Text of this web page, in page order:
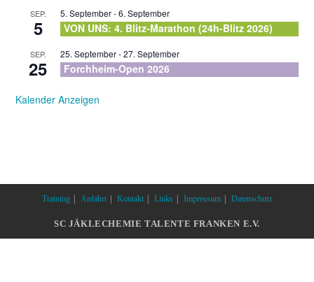
SEP.
5
5. September-6. September
VON UNS: 4. Blitz-Marathon (24h-Blitz 2026)
SEP.
25
25. September-27. September
Forchheim-Open 2026
Kalender Anzeigen
Training Anfahrt Kontakt Links Impressum Datenschutz
SC JÄKLECHEMIE TALENTE FRANKEN E.V.